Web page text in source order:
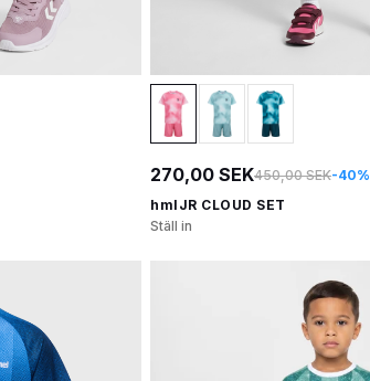
270,00 SEK450,00 SEK-40%
hmlJR CLOUD SET
Ställ in